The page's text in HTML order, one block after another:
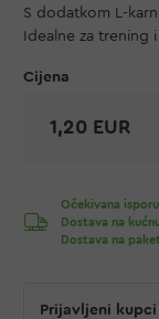
S dodatkom L-
Idealne za trening
1,20 EUR
Očekivana
Dostava na
Dostava na
Prijavljeni